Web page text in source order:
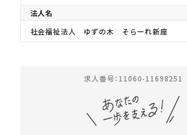
法人名
社会福祉法人 ゆずの木 そらーれ新座
求人番号：11060-11698251